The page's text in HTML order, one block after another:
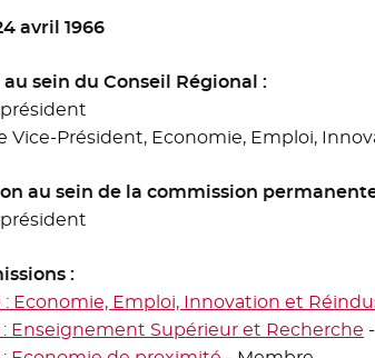
avril 1966
sein du Conseil Régional :
Vice-Président, Economie, Emploi,
au sein de la commission
:
: Economie, Emploi, Innovation et
: Enseignement Supérieur et Recherche